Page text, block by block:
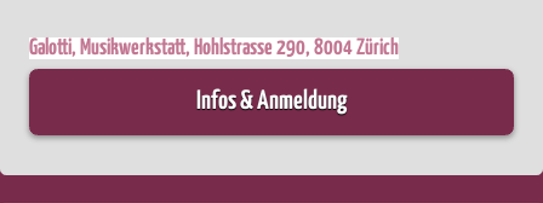
Galotti, Musikwerkstatt, Hohlstrasse 290, 8004 Zürich
Infos & Anmeldung